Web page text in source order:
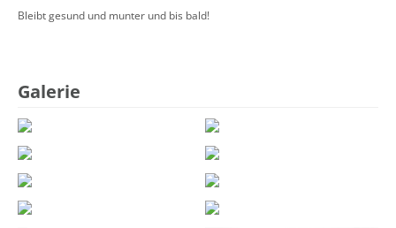
Bleibt gesund und munter und bis bald!
Galerie